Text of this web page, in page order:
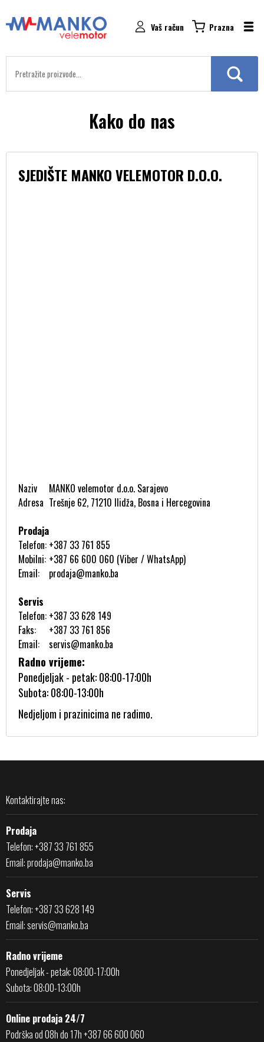
Vaš račun Prazna
Kako do nas
SJEDIŠTE MANKO VELEMOTOR D.O.O.
Naziv
MANKO velemotor d.o.o. Sarajevo
Adresa Trešnje 62, 71210 Ilidža, Bosna i Hercegovina
Prodaja
Telefon: +387 33 761 855
Mobilni: +387 66 600 060 (Viber / WhatsApp)
Email:
prodaja@manko.ba
Servis
Telefon: +387 33 628 149
Faks:
+387 33 761 856
Email:
servis@manko.ba
Radno vrijeme:
Ponedjeljak - petak: 08:00-17:00h
Subota: 08:00-13:00h
Nedjeljom i prazinicima ne radimo.
Kontaktirajte nas:
Prodaja
Telefon: +387 33 761 855
Email:prodaja@manko.ba
Servis
Telefon: +387 33 628 149
Email:servis@manko.ba
Radno vrijeme
Ponedjeljak - petak: 08:00-17:00h
Subota: 08:00-13:00h
Online prodaja 24/7
Podrška od 08h do 17h +387 66 600 060